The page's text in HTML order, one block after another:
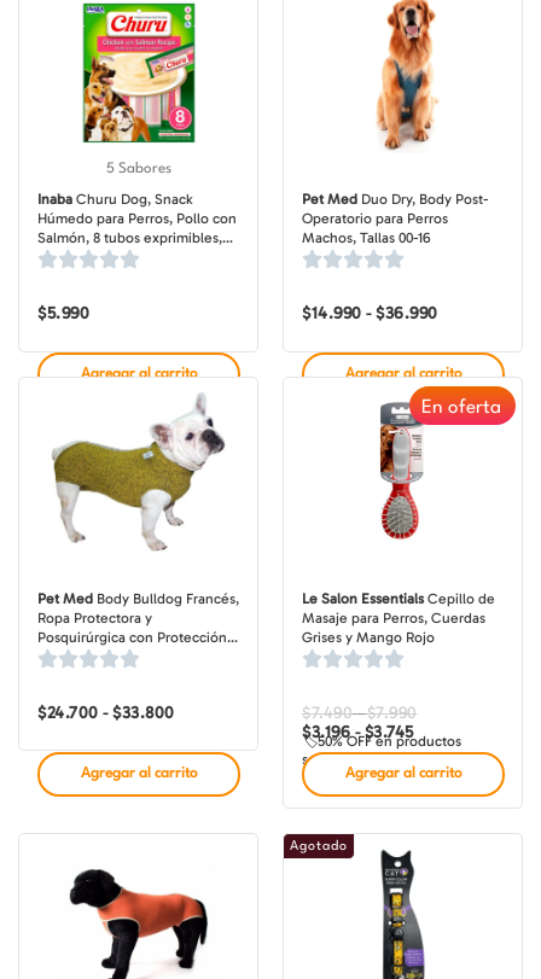
$13.890
$20.990
5 Sabores
Inaba Churu Dog, Snack
Húmedo para Perros, Pollo con
Salmón, 8 tubos exprimibles,
bolsa de 160 gr
$5.990
Agregar al carrito
Pet Med Duo Dry, Body Post-
Operatorio para Perros
Machos, Tallas 00-16
$14.990 - $36.990Rango
precios:
desde
$14.990
hasta
Agregar al carrito
Pet Med Body Bulldog Francés,
Ropa Protectora y
Posquirúrgica con Protección
UV50+, Tallas PP-GG
$24.700 - $33.800Rango
precios:
desde
$24.700
hasta
Agregar al carrito
Le Salon EssentialsCepillo de
Masaje para Perros, Cuerdas
Grises y Mango Rojo
En oferta
$7.490 - $7.990Rango
precios:
desde
$7.490
hasta
$3.196 - $3.745
Rango
de
precios:
desde
$3.196
hasta
🏷️50% OFF en productos
seleccionados
Agregar al carrito
Agotado